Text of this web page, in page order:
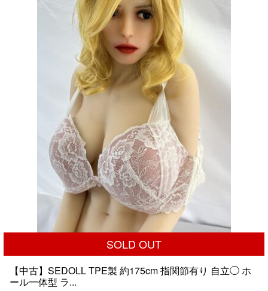
SOLD OUT
【中古】SEDOLL TPE製 約175cm 指関節有り 自立◯ ホ
ール一体型 ラ...